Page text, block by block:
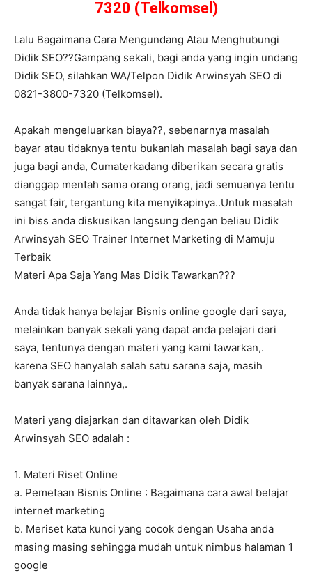
7320 (Telkomsel)
Lalu Bagaimana Cara Mengundang Atau Menghubungi
Didik SEO??Gampang sekali, bagi anda yang ingin undang
Didik SEO, silahkan WA/Telpon Didik Arwinsyah SEO di
0821-3800-7320 (Telkomsel).
Apakah mengeluarkan biaya??, sebenarnya masalah
bayar atau tidaknya tentu bukanlah masalah bagi saya dan
juga bagi anda, Cumaterkadang diberikan secara gratis
dianggap mentah sama orang orang, jadi semuanya tentu
sangat fair, tergantung kita menyikapinya..Untuk masalah
ini biss anda diskusikan langsung dengan beliau Didik
Arwinsyah SEO Trainer Internet Marketing di Mamuju
Terbaik
Materi Apa Saja Yang Mas Didik Tawarkan???
Anda tidak hanya belajar Bisnis online google dari saya,
melainkan banyak sekali yang dapat anda pelajari dari
saya, tentunya dengan materi yang kami tawarkan,.
karena SEO hanyalah salah satu sarana saja, masih
banyak sarana lainnya,.
Materi yang diajarkan dan ditawarkan oleh Didik
Arwinsyah SEO adalah :
1. Materi Riset Online
a. Pemetaan Bisnis Online : Bagaimana cara awal belajar
internet marketing
b. Meriset kata kunci yang cocok dengan Usaha anda
masing masing sehingga mudah untuk nimbus halaman 1
google